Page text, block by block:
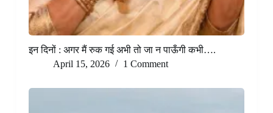
इन दिनों : अगर मैं रुक गई अभी तो जा न पाऊँगी कभी….
April 15, 2026
1 Comment